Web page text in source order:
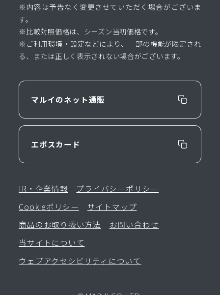
※内容は予告なく変更させていただく場合がございま
す。
※比較対照価格は、シーズン当初価格です。
※ご利用環境・設定などにより、一部の機能が限定され
る、または正しく表示されない場合がございます。
マルイのネット通販
エポスカード
IR・企業情報
プライバシーポリシー
Cookieポリシー
サイトマップ
商品のお取り扱い方法
お問い合わせ
当サイトについて
ウェブアクセシビリティについて